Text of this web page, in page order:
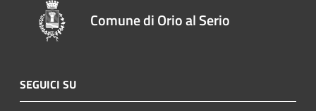
Comune di Orio al Serio
SEGUICI SU